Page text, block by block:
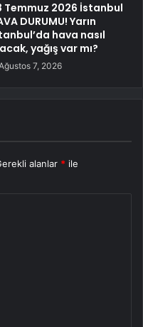
Temmuz 2026 İstanbul
DURUMU! Yarın
hava nasıl
yağış var mı?
7, 2026
alanlar * ile